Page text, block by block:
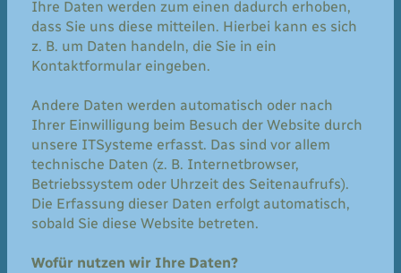
Ihre Daten werden zum einen dadurch erhoben,
dass Sie uns diese mitteilen. Hierbei kann es sich
z. B. um Daten handeln, die Sie in ein
Kontaktformular eingeben.
Andere Daten werden automatisch oder nach
Ihrer Einwilligung beim Besuch der Website durch
unsere ITSysteme erfasst. Das sind vor allem
technische Daten (z. B. Internetbrowser,
Betriebssystem oder Uhrzeit des Seitenaufrufs).
Die Erfassung dieser Daten erfolgt automatisch,
sobald Sie diese Website betreten.
Wofür nutzen wir Ihre Daten?